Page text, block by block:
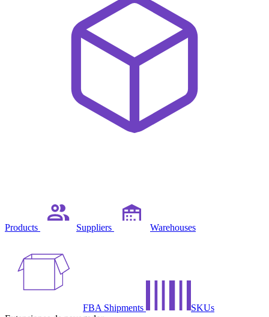
Products Suppliers Warehouses
FBA Shipments
SKUs